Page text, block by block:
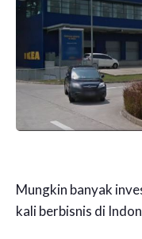
Mungkin banyak
kali berbisnis di